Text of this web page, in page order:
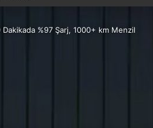
%97 Şarj, 1000+ km Menzil